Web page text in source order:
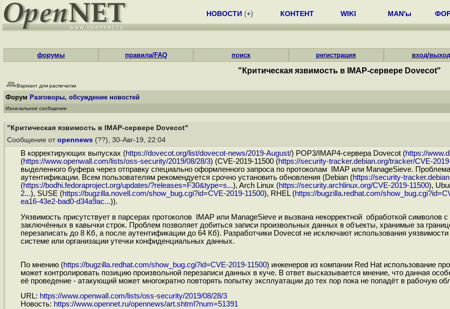
НОВОСТИ (+) КОНТЕНТ WIKI MAN'ы
форумы правила/FAQ поиск регистрация вход/выход
"Критическая язвимость в IMAP-сервере Dovecot"
Вариант для распечатки
Форум Разговоры, обсуждение новостей
Изначальное сообщение
"Критическая язвимость в IMAP-сервере Dovecot"
Сообщение от opennews (??), 30-Авг-19, 22:04
В корректирующих выпусках (https://dovecot.org/list/dovecot-news/2019-August/) POP3/IMAP4-сервера Dovecot (https://
(https://www.openwall.com/lists/oss-security/2019/08/28/3) (CVE-2019-11500 (https://security-tracker.debian.org/tracker/CVE-
выделенного буфера через отправку специально оформленного запроса по протоколам IMAP или ManageSieve.
аутентификации. Всем пользователям рекомендуется срочно установить обновления (Debian (https://security-
(https://bodhi.fedoraproject.org/updates/?releases=F30&type=s...), Arch Linux (https://security.archlinux.org/CVE-2019-11500),
2...), SUSE (https://bugzilla.novell.com/show_bug.cgi?id=CVE-2019-11500), RHEL (https://bugzilla.redhat.com/
ea16-43e2-bad0-d34a9ac...)).
Уязвимость присутствует в парсерах протоколов IMAP или ManageSieve и вызвана некорректной обработкой символов
заключённых в кавычки строк. Проблем позволяет добиться записи произвольных данных в объекты, хранимые за
перезаписать до 8 Кб, а после аутентификации до 64 Кб). Разработчики Dovecot не исключают использования
системе или организации утечки конфиденциальных данных.
По мнению (https://bugzilla.redhat.com/show_bug.cgi?id=CVE-2019-11500) инженеров из компании Red Hat использование
может контролировать позицию произвольной перезаписи данных в куче. В ответ высказывается мнение, что данная
её проведение - атакующий может многократно повторять попытку эксплуатации до тех пор пока не попадёт в рабочую
URL: https://www.openwall.com/lists/oss-security/2019/08/28/3
Новость: https://www.opennet.ru/opennews/art.shtml?num=51391